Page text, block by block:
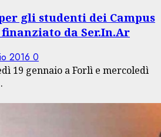
gli studenti dei Campus
finanziato da Ser.In.Ar
2016 0
19 gennaio a Forlì e mercoledì